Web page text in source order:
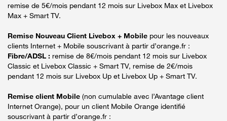
remise de 5€/mois pendant 12 mois sur Livebox Max et Livebox
Max + Smart TV.
Remise Nouveau Client Livebox + Mobile pour les nouveaux
clients Internet + Mobile souscrivant à partir d’orange.fr :
Fibre/ADSL : remise de 8€/mois pendant 12 mois sur Livebox
Classic et Livebox Classic + Smart TV, remise de 2€/mois
pendant 12 mois sur Livebox Up et Livebox Up + Smart TV.
Remise client Mobile (non cumulable avec l’Avantage client
Internet Orange), pour un client Mobile Orange identifié
souscrivant à partir d’orange.fr :